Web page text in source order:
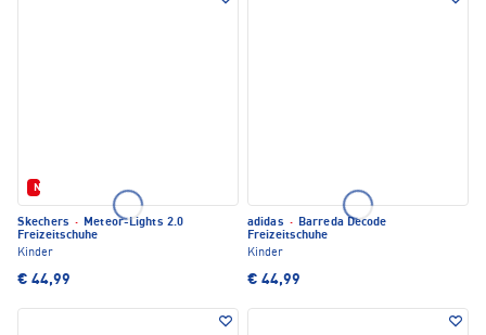
Neu
Skechers · Meteor-Lights 2.0
Freizeitschuhe
Kinder
€ 44,99
adidas · Barreda Decode
Freizeitschuhe
Kinder
€ 44,99